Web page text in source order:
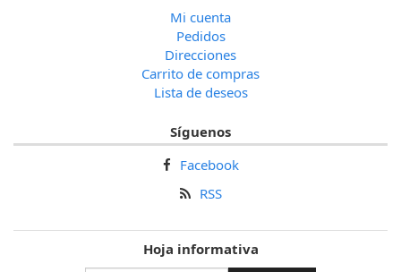
Mi cuenta
Pedidos
Direcciones
Carrito de compras
Lista de deseos
Síguenos
Facebook
RSS
Hoja informativa